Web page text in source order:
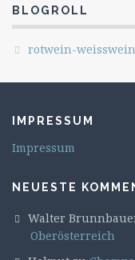
BLOGROLL
rotwein-
IMPRESSUM
Impressum
NEUESTE
Walter
Oberösterreich